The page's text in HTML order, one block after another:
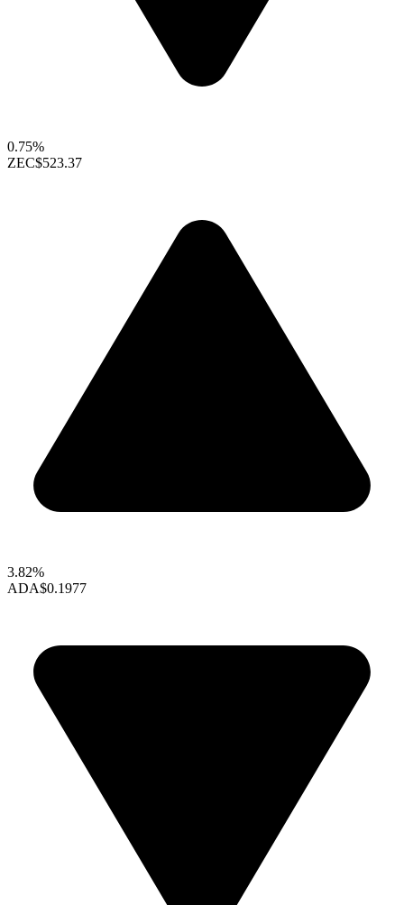
0.75%
ZEC$523.37
3.82%
ADA$0.1977